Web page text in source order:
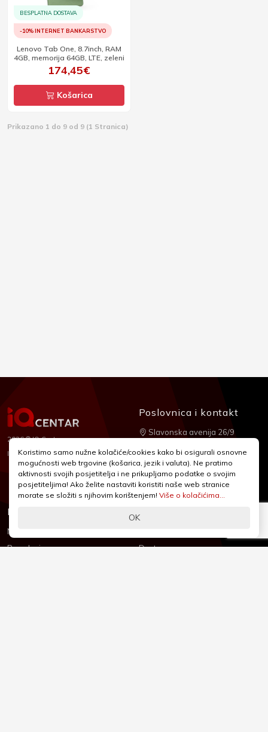
BESPLATNA DOSTAVA
-10% INTERNET BANKARSTVO
Lenovo Tab One, 8.7inch, RAM
4GB, memorija 64GB, LTE, zeleni
174,45€
Košarica
Prikazano 1 do 9 od 9 (1 Stranica)
2026 © IQ Centar
Izrada:Nubilus
Informacije
Novosti & Promocije
Brandovi
Podrška
Dostava
Poslovnica i kontakt
Slavonska avenija 26/9
+385 1 2455 950
webshop@iqcentar.hr
Pon - Pet od 9 - 17h
Koristimo samo nužne kolačiće/cookies kako bi osigurali osnovne
mogućnosti web trgovine (košarica, jezik i valuta). Ne pratimo
aktivnosti svojih posjetitelja i ne prikupljamo podatke o svojim
posjetiteljima! Ako želite nastaviti koristiti naše web stranice
morate se složiti s njihovim korištenjem! Više o kolačićima...
OK